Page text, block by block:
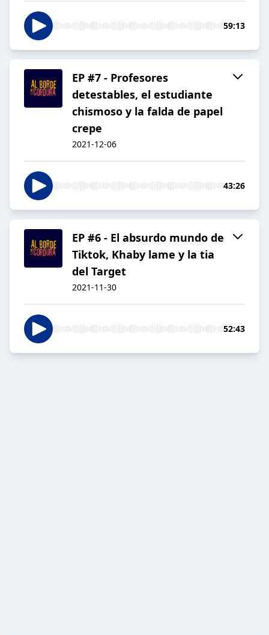
59:13
EP #7 - Profesores
detestables, el estudiante
chismoso y la falda de papel
crepe
2021-12-06
43:26
EP #6 - El absurdo mundo de
Tiktok, Khaby lame y la tia
del Target
2021-11-30
52:43